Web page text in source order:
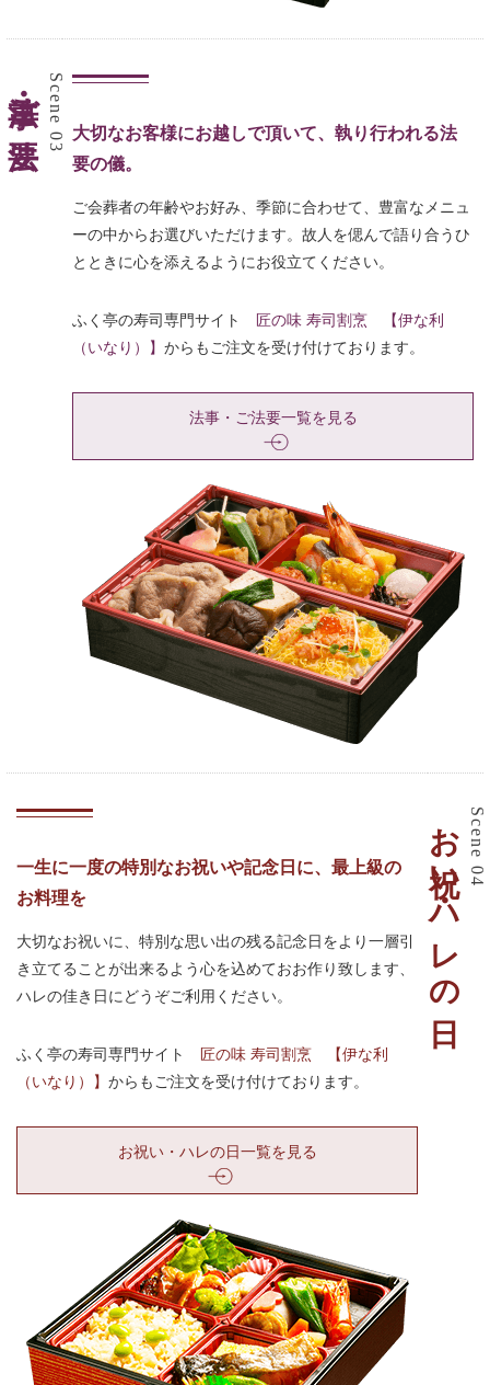
Scene 03
法事・ご法要
大切なお客様にお越しで頂いて、執り行われる法
要の儀。
ご会葬者の年齢やお好み、季節に合わせて、豊富なメニュ
ーの中からお選びいただけます。故人を偲んで語り合うひ
とときに心を添えるようにお役立てください。
ふく亭の寿司専門サイト
匠の味 寿司割烹 【伊な利
（いなり）】 からもご注文を受け付けております。
法事・ご法要一覧を見る
一生に一度の特別なお祝いや記念日に、最上級の
お料理を
大切なお祝いに、特別な思い出の残る記念日をより一層引
き立てることが出来るよう心を込めておお作り致します、
ハレの佳き日にどうぞご利用ください。
ふく亭の寿司専門サイト
匠の味 寿司割烹 【伊な利
（いなり）】 からもご注文を受け付けております。
お祝い・ハレの日一覧を見る
Scene 04
お祝い・ハレの日